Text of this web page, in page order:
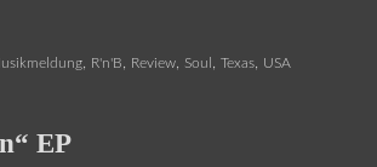
, R'n'B, Review, Soul ,Texas, USA
EP